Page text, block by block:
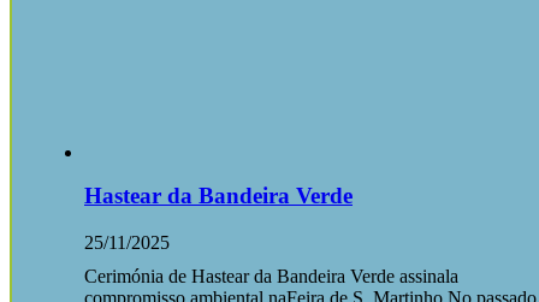
Hastear da Bandeira Verde
25/11/2025
Cerimónia de Hastear da Bandeira Verde assinala